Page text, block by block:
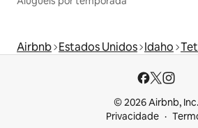
Airbnb Estados Unidos Idaho
© 2026 Airbnb, Inc.
Privacidade